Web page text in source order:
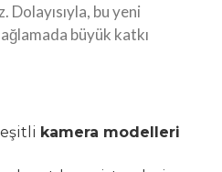
bu yeni
büyük katkı
kamera modelleri